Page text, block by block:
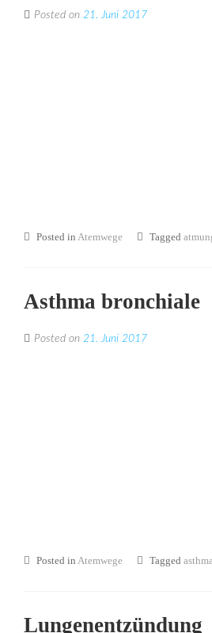
Posted on 21. Juni 2017
Posted in Atemwege Tagged
Asthma bronchiale
Posted on 21. Juni 2017
Posted in Atemwege Tagged
Lungenentzündung